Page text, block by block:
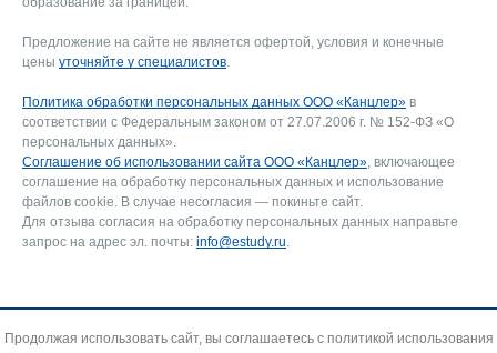
Предложение на сайте не является офертой, условия и конечные
цены уточняйте у специалистов.
Политика обработки персональных данных ООО «Канцлер» в
соответствии с Федеральным законом от 27.07.2006 г. № 152-ФЗ «О
персональных данных».
Соглашение об использовании сайта ООО «Канцлер», включающее
соглашение на обработку персональных данных и использование
файлов cookie. В случае несогласия — покиньте сайт.
Для отзыва согласия на обработку персональных данных направьте
запрос на адрес эл. почты: info@estudy.ru.
Продолжая использовать сайт, вы соглашаетесь с политикой использования